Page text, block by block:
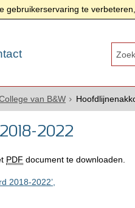
gebruikerservaring te
van B&W
2018-2022
PDF document te downloaden.
2018-2022’,